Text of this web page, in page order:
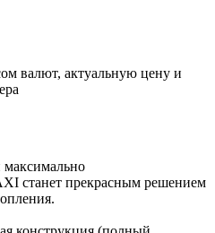
валют, актуальную цену и
станет прекрасным решением